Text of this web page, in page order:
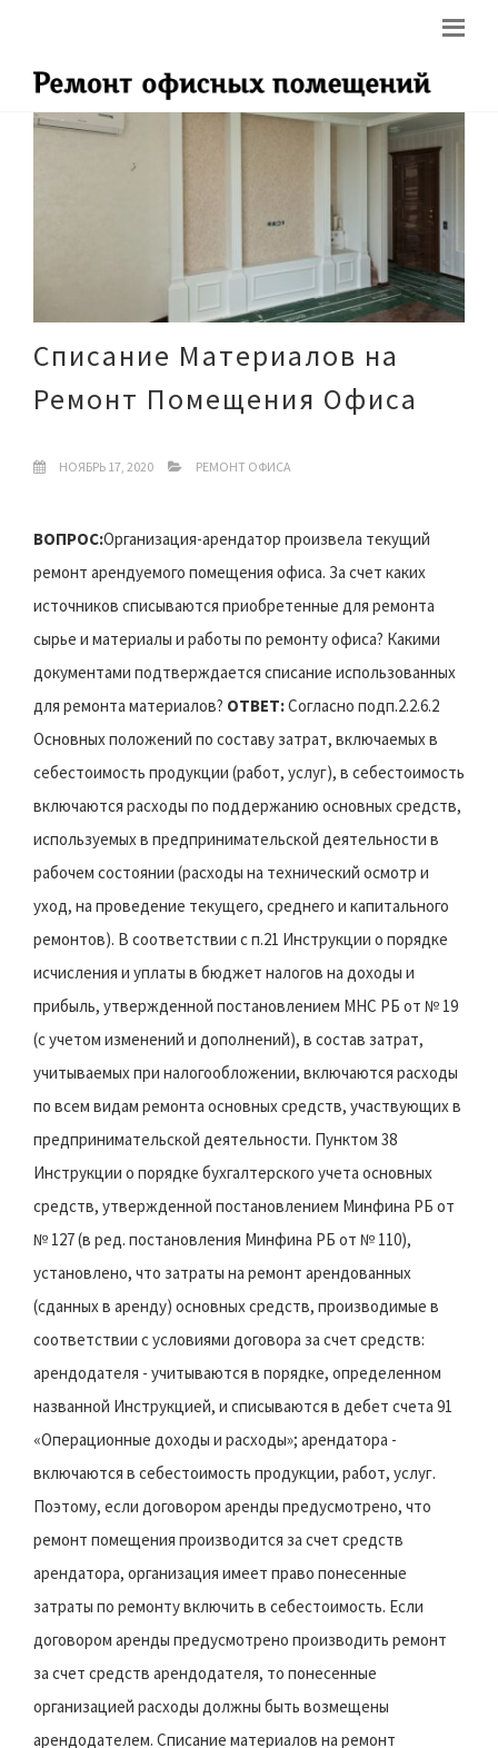
Списание Материалов на
Ремонт Помещения Офиса
НОЯБРЬ 17, 2020 РЕМОНТ ОФИСА
ВОПРОС:Организация-арендатор произвела текущий
ремонт арендуемого помещения офиса. За счет каких
источников списываются приобретенные для ремонта
сырье и материалы и работы по ремонту офиса? Какими
документами подтверждается списание использованных
для ремонта материалов? ОТВЕТ:Согласно подп.2.2.6.2
Основных положений по составу затрат, включаемых в
себестоимость продукции (работ, услуг), в себестоимость
включаются расходы по поддержанию основных средств,
используемых в предпринимательской деятельности в
рабочем состоянии (расходы на технический осмотр и
уход, на проведение текущего, среднего и капитального
ремонтов). В соответствии с п.21 Инструкции о порядке
исчисления и уплаты в бюджет налогов на доходы и
прибыль, утвержденной постановлением МНС РБ от № 19
(с учетом изменений и дополнений), в состав затрат,
учитываемых при налогообложении, включаются расходы
по всем видам ремонта основных средств, участвующих в
предпринимательской деятельности. Пунктом 38
Инструкции о порядке бухгалтерского учета основных
средств, утвержденной постановлением Минфина РБ от
№ 127 (в ред. постановления Минфина РБ от № 110),
установлено, что затраты на ремонт арендованных
(сданных в аренду) основных средств, производимые в
соответствии с условиями договора за счет средств:
арендодателя - учитываются в порядке, определенном
названной Инструкцией, и списываются в дебет счета 91
«Операционные доходы и расходы»; арендатора -
включаются в себестоимость продукции, работ, услуг.
Поэтому, если договором аренды предусмотрено, что
ремонт помещения производится за счет средств
арендатора, организация имеет право понесенные
затраты по ремонту включить в себестоимость. Если
договором аренды предусмотрено производить ремонт
за счет средств арендодателя, то понесенные
организацией расходы должны быть возмещены
арендодателем. Списание материалов на ремонт